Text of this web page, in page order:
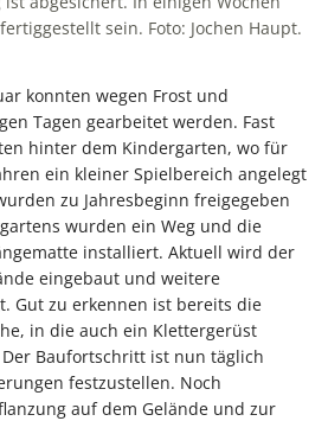
sein. Foto: Jochen Haupt.
konnten wegen Frost und
Tagen gearbeitet werden. Fast
hinter dem Kindergarten, wo für
ein kleiner Spielbereich angelegt
zu Jahresbeginn freigegeben
wurden ein Weg und die
installiert. Aktuell wird der
eingebaut und weitere
Gut zu erkennen ist bereits die
in die auch ein Klettergerüst
Baufortschritt ist nun täglich
festzustellen. Noch
auf dem Gelände und zur